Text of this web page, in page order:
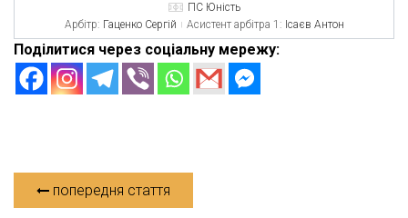
ПС Юність
Арбітр: Гаценко Сергій Асистент арбітра 1: Ісаєв Антон
Поділитися через соціальну мережу:
попередня стаття